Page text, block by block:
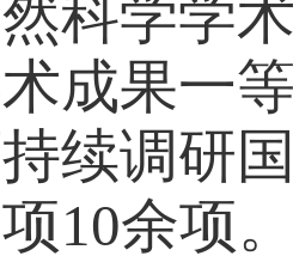
科学学
成果一
续调研
10余项